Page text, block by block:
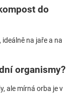
do
na jaře a na
organismy?
ale mírná orba je v